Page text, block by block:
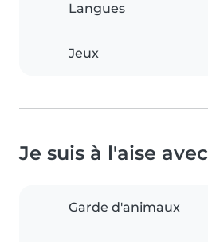
Langues
Jeux
Je suis à l'aise avec
Garde d'animaux